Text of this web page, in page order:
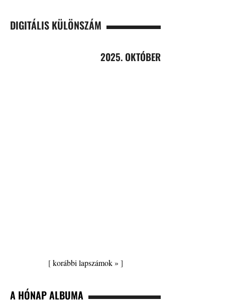
DIGITÁLIS KÜLÖNSZÁM
2025. OKTÓBER
[korábbi lapszámok » ]
A HÓNAP ALBUMA